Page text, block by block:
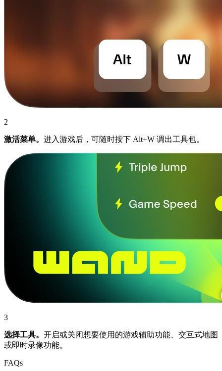
2
激活菜单。 进入游戏后，可随时按下 Alt+W 调出工具包。
3
选择工具。 开启或关闭想要使用的游戏辅助功能、交互式地图
或即时录像功能。
FAQs